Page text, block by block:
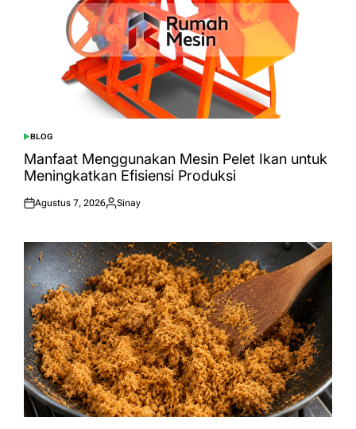
POSTED
IN
BLOG
Manfaat Menggunakan Mesin Pelet Ikan untuk
Meningkatkan Efisiensi Produksi
Posted
Agustus 7, 2026
Posted
Sinay